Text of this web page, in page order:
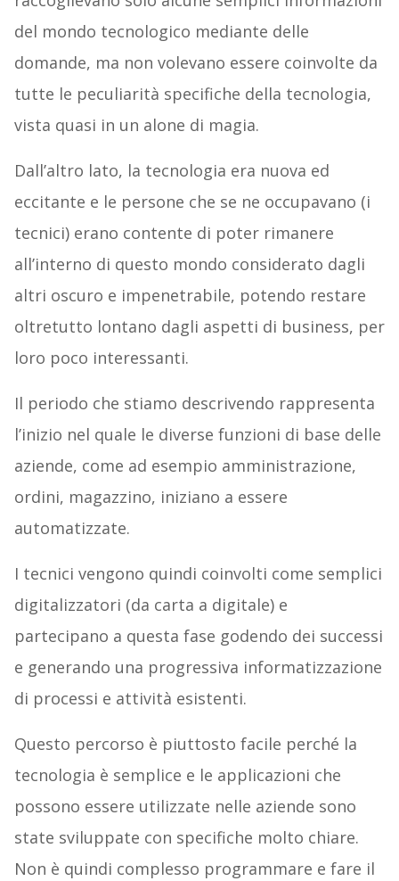
del mondo tecnologico mediante delle
domande, ma non volevano essere coinvolte da
tutte le peculiarità specifiche della tecnologia,
vista quasi in un alone di magia.
Dall’altro lato, la tecnologia era nuova ed
eccitante e le persone che se ne occupavano (i
tecnici) erano contente di poter rimanere
all’interno di questo mondo considerato dagli
altri oscuro e impenetrabile, potendo restare
oltretutto lontano dagli aspetti di business, per
loro poco interessanti.
Il periodo che stiamo descrivendo rappresenta
l’inizio nel quale le diverse funzioni di base delle
aziende, come ad esempio amministrazione,
ordini, magazzino, iniziano a essere
automatizzate.
I tecnici vengono quindi coinvolti come semplici
digitalizzatori (da carta a digitale) e
partecipano a questa fase godendo dei successi
e generando una progressiva informatizzazione
di processi e attività esistenti.
Questo percorso è piuttosto facile perché la
tecnologia è semplice e le applicazioni che
possono essere utilizzate nelle aziende sono
state sviluppate con specifiche molto chiare.
Non è quindi complesso programmare e fare il